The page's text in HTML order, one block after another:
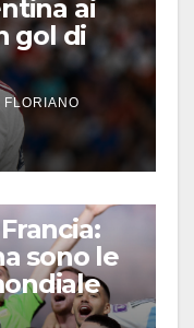
ai
gol di
sono le